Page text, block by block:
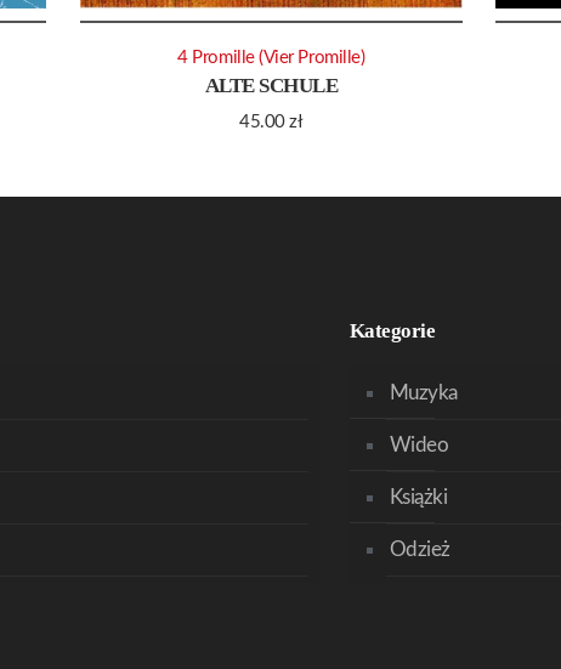
ALTE SCHULE
45.00zł
4 Promille (Vier Promille)
Kategorie
Muzyka
Wideo
Książki
Odzież